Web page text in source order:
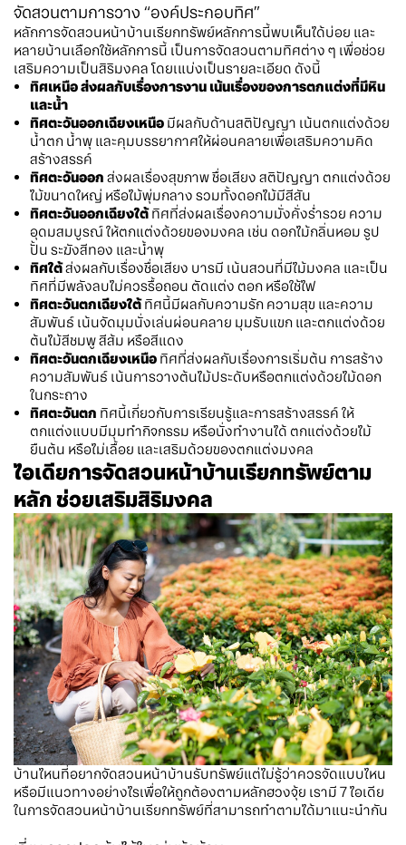
จัดสวนตามการวาง “องค์ประกอบทิศ”
หลักการจัดสวนหน้าบ้านเรียกทรัพย์หลักการนี้พบเห็นได้บ่อย และ
หลายบ้านเลือกใช้หลักการนี้ เป็นการจัดสวนตามทิศต่าง ๆ เพื่อช่วย
เสริมความเป็นสิริมงคล โดยเแบ่งเป็นรายละเอียด ดังนี้
ทิศเหนือส่งผลกับเรื่องการงาน เน้นเรื่องของการตกแต่งที่มีหิน
และน้ำ
ทิศตะวันออกเฉียงเหนือ มีผลกับด้านสติปัญญา เน้นตกแต่งด้วย
น้ำตก น้ำพุ และคุมบรรยากาศให้ผ่อนคลายเพื่อเสริมความคิด
สร้างสรรค์
ทิศตะวันออก ส่งผลเรื่องสุขภาพ ชื่อเสียง สติปัญญา ตกแต่งด้วย
ไม้ขนาดใหญ่ หรือไม้พุ่มกลาง รวมทั้งดอกไม้มีสีสัน
ทิศตะวันออกเฉียงใต้ทิศที่ส่งผลเรื่องความมั่งคั่งร่ำรวย ความ
อุดมสมบูรณ์ ให้ตกแต่งด้วยของมงคล เช่น ดอกไม้กลิ่นหอม รูป
ปั้น ระฆังสีทอง และน้ำพุ
ทิศใต้ส่งผลกับเรื่องชื่อเสียง บารมี เน้นสวนที่มีไม้มงคล และเป็น
ทิศที่มีพลังลบไม่ควรรื้อถอน ตัดแต่ง ตอก หรือใช้ไฟ
ทิศตะวันตกเฉียงใต้ทิศนี้มีผลกับความรัก ความสุข และความ
สัมพันธ์ เน้นจัดมุมนั่งเล่นผ่อนคลาย มุมรับแขก และตกแต่งด้วย
ต้นไม้สีชมพู สีส้ม หรือสีแดง
ทิศตะวันตกเฉียงเหนือ ทิศที่ส่งผลกับเรื่องการเริ่มต้น การสร้าง
ความสัมพันธ์ เน้นการวางต้นไม้ประดับหรือตกแต่งด้วยไม้ดอก
ในกระถาง
ทิศตะวันตก ทิศนี้เกี่ยวกับการเรียนรู้และการสร้างสรรค์ ให้
ตกแต่งแบบมีมุมทำกิจกรรม หรือนั่งทำงานได้ ตกแต่งด้วยไม้
ยืนต้น หรือไม่เลื้อย และเสริมด้วยของตกแต่งมงคล
ไอเดียการจัดสวนหน้าบ้านเรียกทรัพย์ตาม
หลัก ช่วยเสริมสิริมงคล
บ้านไหนที่อยากจัดสวนหน้าบ้านรับทรัพย์แต่ไม่รู้ว่าควรจัดแบบไหน
หรือมีแนวทางอย่างไรเพื่อให้ถูกต้องตามหลักฮวงจุ้ย เรามี 7 ไอเดีย
ในการจัดสวนหน้าบ้านเรียกทรัพย์ที่สามารถทำตามได้มาแนะนำกัน